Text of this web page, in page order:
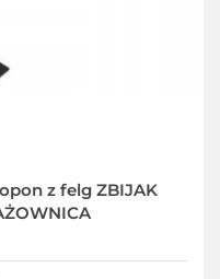
z felg ZBIJAK